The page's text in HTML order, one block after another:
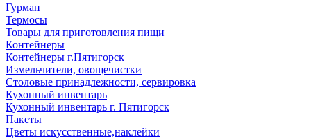
Гурман
Термосы
Товары для приготовления пищи
Контейнеры
Контейнеры г.Пятигорск
Измельчители, овощечистки
Столовые принадлежности, сервировка
Кухонный инвентарь
Кухонный инвентарь г. Пятигорск
Пакеты
Цветы искусственные,наклейки